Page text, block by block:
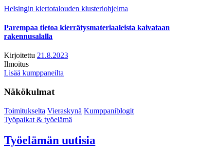
Helsingin kiertotalouden klusteriohjelma
Parempaa tietoa kierrätysmateriaaleista kaivataan
rakennusalalla
Kirjoitettu 21.8.2023
Ilmoitus
Lisää kumppaneilta
Näkökulmat
Toimitukselta Vieraskynä Kumppaniblogit
Työpaikat & työelämä
Työelämän uutisia